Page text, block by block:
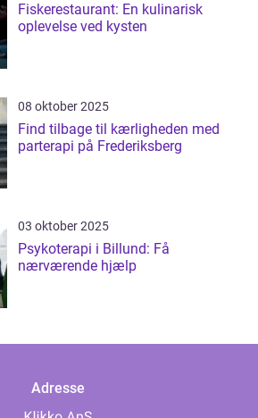
Fiskerestaurant: En kulinarisk
oplevelse ved kysten
08 oktober 2025
Find tilbage til kærligheden med
parterapi på Frederiksberg
03 oktober 2025
Psykoterapi i Billund: Få
nærværende hjælp
Adresse